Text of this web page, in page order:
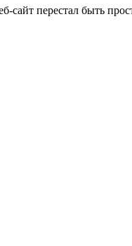
сайт перестал быть